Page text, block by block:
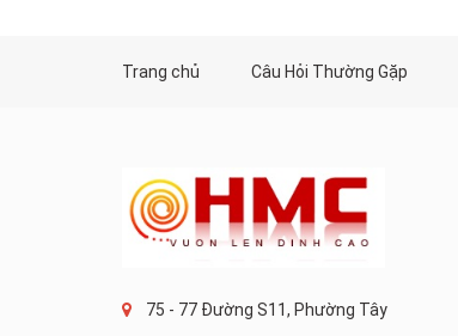
Trang chủ Câu Hỏi Thường Gặp
75 - 77 Đường S11, Phường Tây